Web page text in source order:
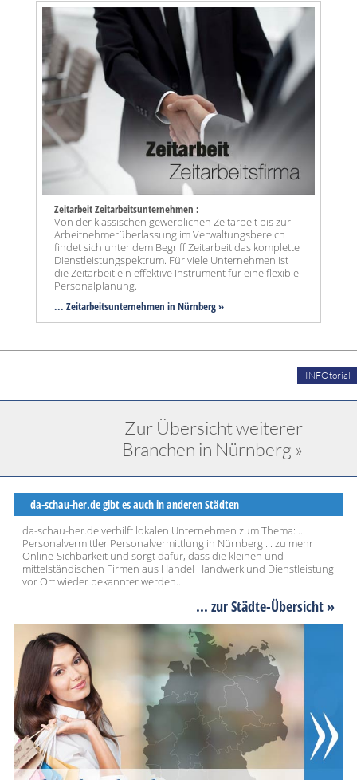
Zeitarbeit Zeitarbeitsunternehmen :
Von der klassischen gewerblichen Zeitarbeit bis zur
Arbeitnehmerüberlassung im Verwaltungsbereich
findet sich unter dem Begriff Zeitarbeit das komplette
Dienstleistungspektrum. Für viele Unternehmen ist
die Zeitarbeit ein effektive Instrument für eine flexible
Personalplanung.
... Zeitarbeitsunternehmen in Nürnberg »
INFOtorial
Zur Übersicht weiterer
Branchen in Nürnberg »
da-schau-her.de gibt es auch in anderen Städten
da-schau-her.de verhilft lokalen Unternehmen zum Thema: ...
Personalvermittler Personalvermittlung in Nürnberg ... zu mehr
Online-Sichbarkeit und sorgt dafür, dass die kleinen und
mittelständischen Firmen aus Handel Handwerk und Dienstleistung
vor Ort wieder bekannter werden..
... zur Städte-Übersicht »